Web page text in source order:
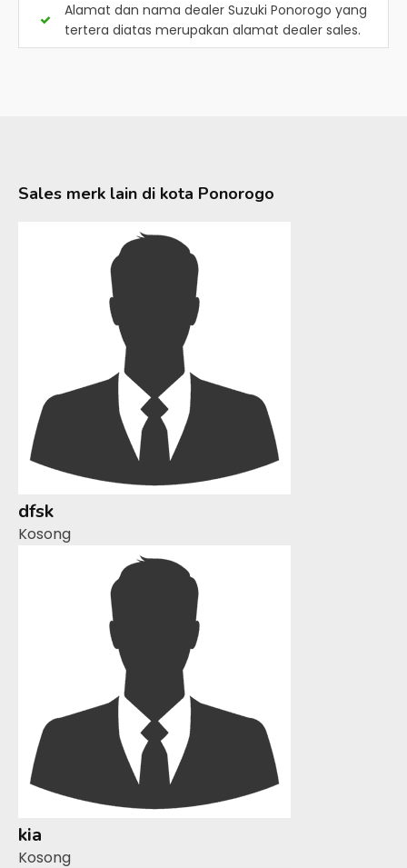
Alamat dan nama dealer Suzuki Ponorogo yang
tertera diatas merupakan alamat dealer sales.
Sales merk lain di kota Ponorogo
dfsk
Kosong
kia
Kosong